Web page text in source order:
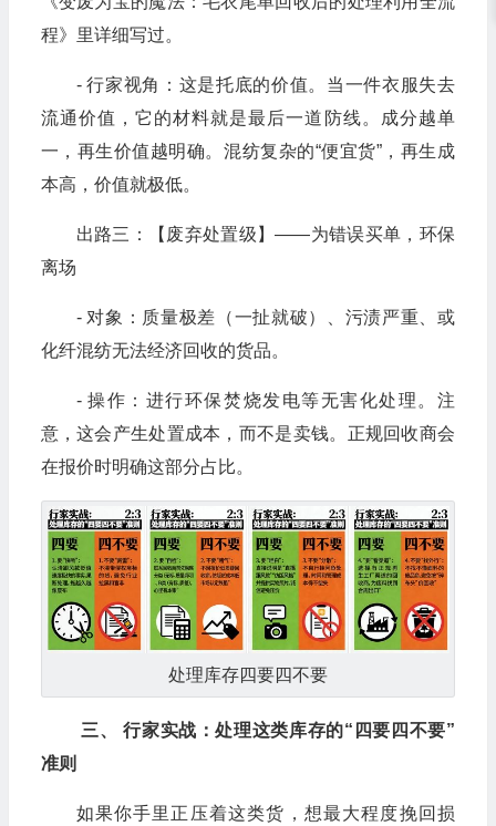
程》里详细写过。
- 行家视角：这是托底的价值。当一件衣服失去
流通价值，它的材料就是最后一道防线。成分越单
一，再生价值越明确。混纺复杂的“便宜货”，再生成
本高，价值就极低。
出路三：【废弃处置级】——为错误买单，环保
离场
- 对象：质量极差（一扯就破）、污渍严重、或
化纤混纺无法经济回收的货品。
- 操作：进行环保焚烧发电等无害化处理。注
意，这会产生处置成本，而不是卖钱。正规回收商会
在报价时明确这部分占比。
处理库存四要四不要
三、 行家实战：处理这类库存的“四要四不要”
准则
如果你手里正压着这类货，想最大程度挽回损